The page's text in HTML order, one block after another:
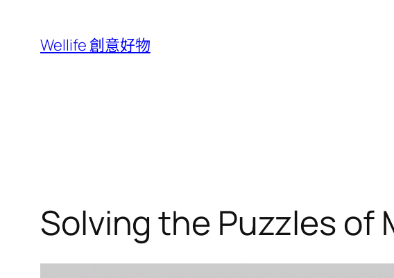
Wellife 創意好物
Solving the Puzzles of